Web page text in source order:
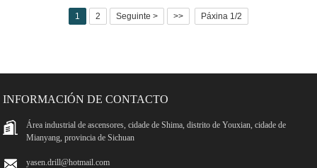
1 2 Seguinte > >> Páxina 1/2
INFORMACIÓN DE CONTACTO
Área industrial de ascensores, cidade de Shima, distrito de Youxian, cidade de
Mianyang, provincia de Sichuan
yasen.drill@hotmail.com